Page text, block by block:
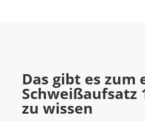
Das gibt es zum
Schweißaufsatz
zu wissen